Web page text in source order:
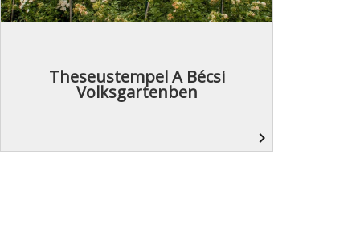
Theseustempel A Bécsi
Volksgartenben
navigate_next